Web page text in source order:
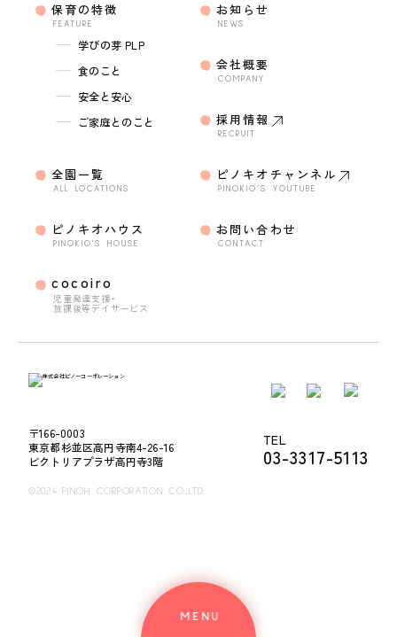
MENU
〒166-0003
東京都杉並区高円寺南4-26-16
ビクトリアプラザ高円寺3階
TEL
03-3317-5113
©2024 PINOH CORPORATION CO.,LTD.
保育の特徴
FEATURE
学びの芽 PLP
食のこと
安全と安心
ご家庭とのこと
全園一覧
ALL LOCATIONS
ピノキオハウス
PINOKIO'S HOUSE
cocoiro
児童発達支援・
放課後等デイサービス
お知らせ
NEWS
会社概要
COMPANY
採用情報
RECRUIT
ピノキオチャンネル
PINOKIO’S YOUTUBE
お問い合わせ
CONTACT